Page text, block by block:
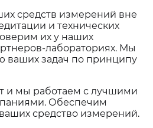
средств измерений вне
и технических
их у наших
лабораториях. Мы
ваших задач по принципу
и мы работаем с лучшими
Обеспечим
средство измерений.